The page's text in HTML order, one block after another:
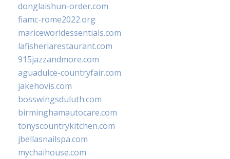
donglaishun-order.com
fiamc-rome2022.org
mariceworldessentials.com
lafisheriarestaurant.com
915jazzandmore.com
aguadulce-countryfair.com
jakehovis.com
bosswingsduluth.com
birminghamautocare.com
tonyscountrykitchen.com
jbellasnailspa.com
mychaihouse.com